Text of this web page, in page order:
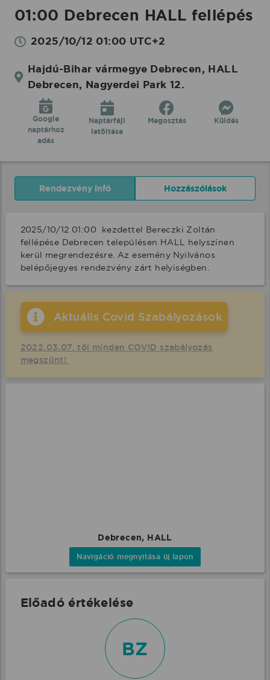
01:00 Debrecen HALL fellépés
2025/10/12 01:00 UTC+2
Hajdú-Bihar vármegye Debrecen, HALL
Debrecen, Nagyerdei Park 12.
Google
naptárhoz
adás
Naptárfájl
letöltése
Megosztás Küldés
Rendezvény infó Hozzászólások
2025/10/12 01:00  kezdettel Bereczki Zoltán
fellépése Debrecen településen HALL helyszínen
kerül megrendezésre. Az esemény Nyilvános
belépőjegyes rendezvény zárt helyiségben.
Aktuális Covid Szabályozások
2022.03.07. től minden COVID szabályozás
megszűnt!
Debrecen, HALL
Navigáció megnyitása új lapon
Előadó értékelése
BZ